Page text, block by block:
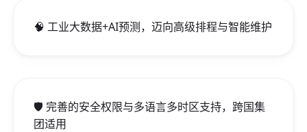
🧠 工业大数据+AI预测，迈向高级排程与智能维护
🛡️ 完善的安全权限与多语言多时区支持，跨国集
团适用